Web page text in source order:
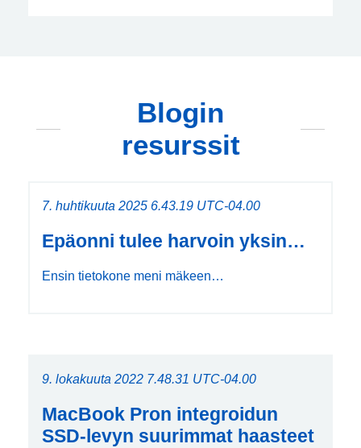
Blogin
resurssit
7. huhtikuuta 2025 6.43.19 UTC-04.00
Epäonni tulee harvoin yksin…
Ensin tietokone meni mäkeen…
9. lokakuuta 2022 7.48.31 UTC-04.00
MacBook Pron integroidun
SSD-levyn suurimmat haasteet